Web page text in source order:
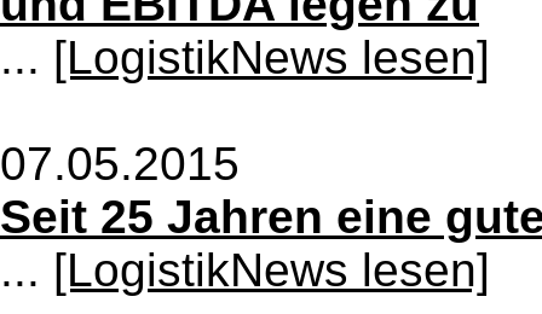
... [LogistikNews lesen]
07.05.2015
Seit 25 Jahren eine
... [LogistikNews lesen]